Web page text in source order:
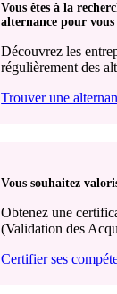
Vous êtes à la
alternance pour
Découvrez les
régulièrement des
Trouver une
Vous souhaitez
Obtenez une
(Validation des
Certifier ses